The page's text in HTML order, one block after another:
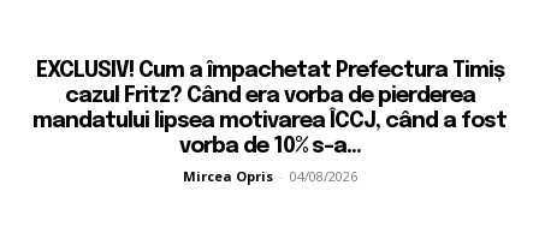
EXCLUSIV! Cum a împachetat Prefectura Timiș
cazul Fritz? Când era vorba de pierderea
mandatului lipsea motivarea ÎCCJ, când a fost
vorba de 10% s-a...
Mircea Opris - 04/08/2026